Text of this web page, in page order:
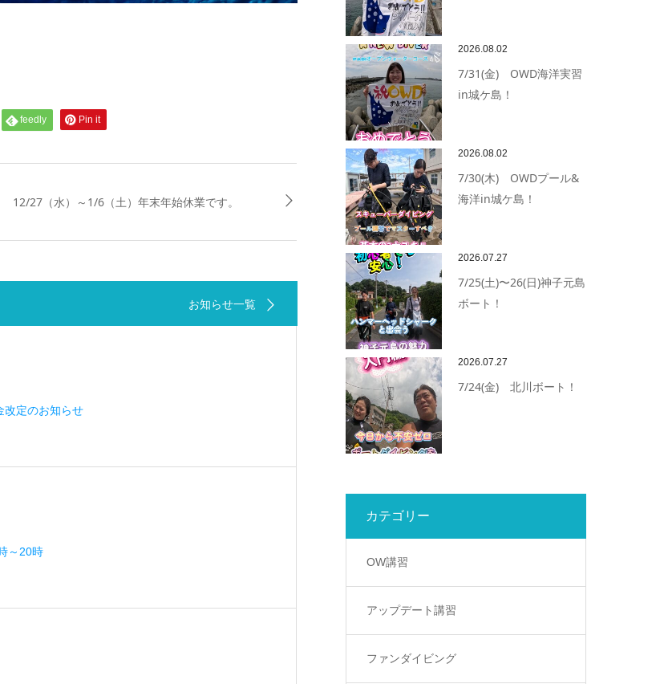
feedly Pin it
12/27（水）～1/6（土）年末年始休業です。
お知らせ一覧
改定のお知らせ
～20時
2026.08.02
7/31(金) OWD海洋実習
in城ケ島！
2026.08.02
7/30(木) OWDプール&
海洋in城ケ島！
2026.07.27
7/25(土)〜26(日)神子元島
ボート！
2026.07.27
7/24(金) 北川ボート！
カテゴリー
OW講習
アップデート講習
ファンダイビング